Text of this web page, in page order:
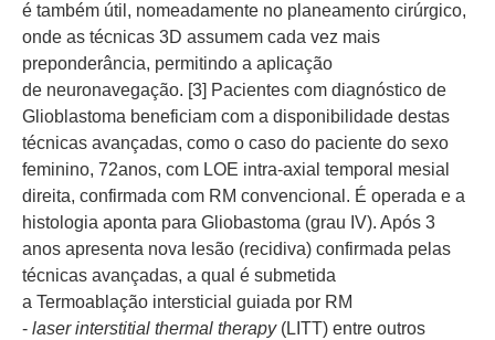
é também útil, nomeadamente no planeamento cirúrgico,
onde as técnicas 3D assumem cada vez mais
preponderância, permitindo a aplicação
de neuronavegação. [3] Pacientes com diagnóstico de
Glioblastoma beneficiam com a disponibilidade destas
técnicas avançadas, como o caso do paciente do sexo
feminino, 72anos, com LOE intra-axial temporal mesial
direita, confirmada com RM convencional. É operada e a
histologia aponta para Gliobastoma (grau IV). Após 3
anos apresenta nova lesão (recidiva) confirmada pelas
técnicas avançadas, a qual é submetida
a Termoablação intersticial guiada por RM
- laser interstitial thermal therapy(LITT) entre outros